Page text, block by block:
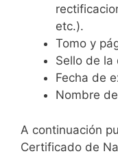
etc.).
Tomo y
Sello de la
Fecha de
Nombre
A continuación
Certificado de